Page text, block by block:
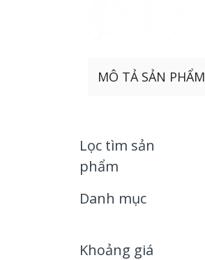
MÔ TẢ SẢN PHẨM
Lọc tìm sản
phẩm
Danh mục
Khoảng giá